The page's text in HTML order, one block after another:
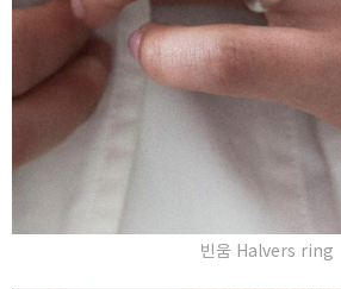
빈움 Halvers ring